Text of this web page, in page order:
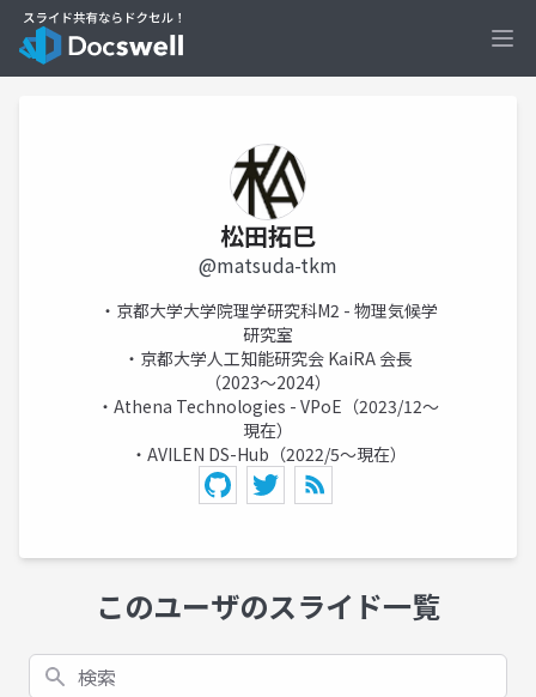
松田拓巳
@matsuda-tkm
・京都大学大学院理学研究科M2 - 物理気候学
研究室
・京都大学人工知能研究会 KaiRA 会長
（2023〜2024）
・Athena Technologies - VPoE（2023/12〜
現在）
・AVILEN DS-Hub（2022/5〜現在）
このユーザのスライド一覧
検索